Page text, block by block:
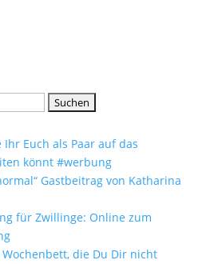
Ihr Euch als Paar auf das
könnt #werbung
Gastbeitrag von Katharina
für Zwillinge: Online zum
die Du Dir nicht